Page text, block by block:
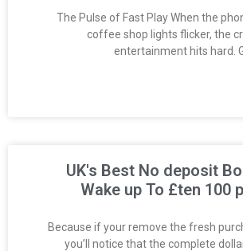
1. The Pulse of Fast Play When the
coffee shop lights flicker, the
entertainment hits hard.
UK's Best No deposit
Wake up To £ten 100
Because if your remove the fresh
you’ll notice that the complete